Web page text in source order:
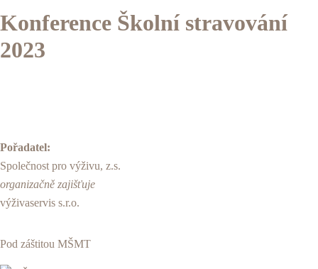
Konference Školní stravování
2023
Pořadatel:
Společnost pro výživu, z.s.
organizačně zajišťuje
výživaservis s.r.o.
Pod záštitou MŠMT